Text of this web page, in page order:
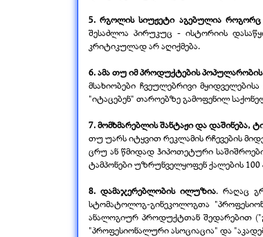
5. რგოლის სიუჟეტი აგებულია
შესაძლოა პირუკუც - ისტორიის
კრიტიკულად არ აღიქმება.
6. ამა თუ იმ პროდუქტების
მსახიობები ჩვეულებრივი
"იტაცებენ" თაროებზე გამოფენილ
7. მომხმარებლის შანტაჟი და დაშინება,
თუ უარს იტყვით რეკლამის რჩევების
ცრუ ან წმიდად ჰიპოთეტური
ტამპონები უზრუნველყოფენ ქალების 100
8. დამაჯერებლობის ილუზია. რაღაც
სტომატოლოგ-გინეკოლოგთა
ანალოგიურ პროდუქტთან შედარებით
"პროფესიონალური ასოციაცია" და